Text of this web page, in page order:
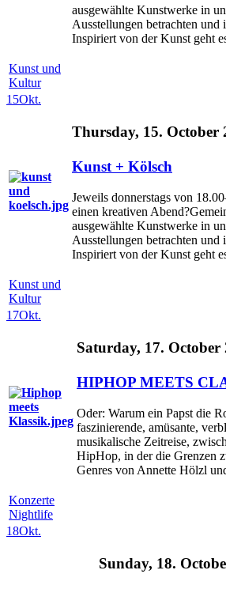
ausgewählte Kunstwerke in
Ausstellungen betrachten und
Inspiriert von der Kunst geht
Kunst und
Kultur
15Okt.
Thursday, 15. October
Kunst + Kölsch
Jeweils donnerstags von
einen kreativen
ausgewählte Kunstwerke in
Ausstellungen betrachten und
Inspiriert von der Kunst geht
Kunst und
Kultur
17Okt.
Saturday, 17. October
HIPHOP MEETS
Oder: Warum ein Papst die
faszinierende, amüsante,
musikalische Zeitreise,
HipHop, in der die Grenzen
Genres von Annette Hölzl
Konzerte
Nightlife
18Okt.
Sunday, 18.